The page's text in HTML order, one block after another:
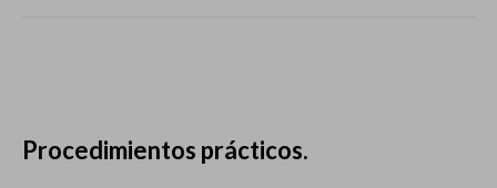
Procedimientos prácticos.